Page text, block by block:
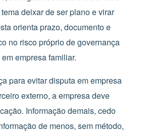
deixar de ser plano e virar
orienta prazo, documento e
no risco próprio de governança
empresa familiar.
para evitar disputa em empresa
externo, a empresa deve
Informação demais, cedo
de menos, sem método,